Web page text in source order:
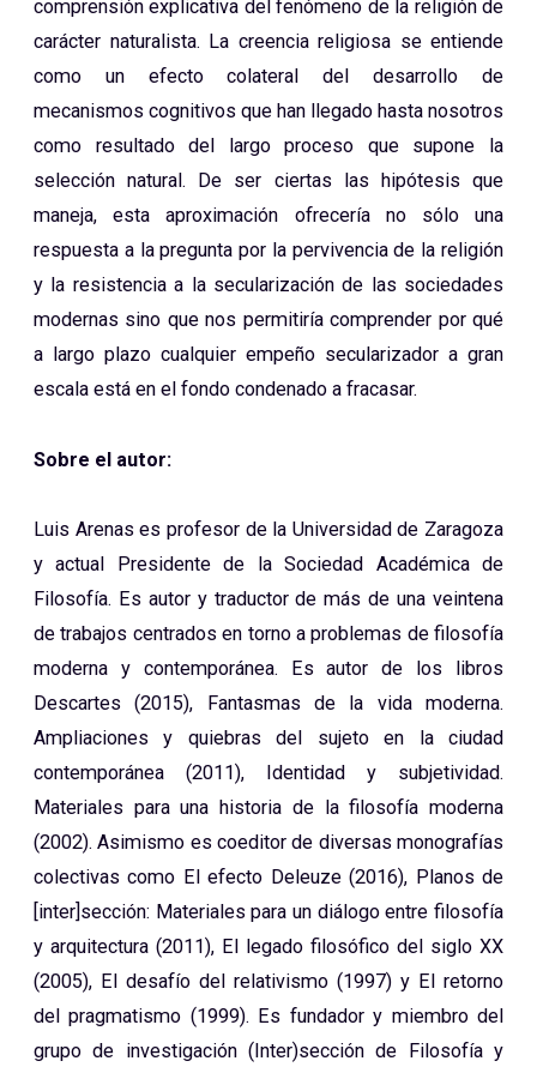
comprensión explicativa del fenómeno de la religión de
carácter naturalista. La creencia religiosa se entiende
como un efecto colateral del desarrollo de
mecanismos cognitivos que han llegado hasta nosotros
como resultado del largo proceso que supone la
selección natural. De ser ciertas las hipótesis que
maneja, esta aproximación ofrecería no sólo una
respuesta a la pregunta por la pervivencia de la religión
y la resistencia a la secularización de las sociedades
modernas sino que nos permitiría comprender por qué
a largo plazo cualquier empeño secularizador a gran
escala está en el fondo condenado a fracasar.
Sobre el autor:
Luis Arenas es profesor de la Universidad de Zaragoza
y actual Presidente de la Sociedad Académica de
Filosofía. Es autor y traductor de más de una veintena
de trabajos centrados en torno a problemas de filosofía
moderna y contemporánea. Es autor de los libros
Descartes (2015), Fantasmas de la vida moderna.
Ampliaciones y quiebras del sujeto en la ciudad
contemporánea (2011), Identidad y subjetividad.
Materiales para una historia de la filosofía moderna
(2002). Asimismo es coeditor de diversas monografías
colectivas como El efecto Deleuze (2016), Planos de
[inter]sección: Materiales para un diálogo entre filosofía
y arquitectura (2011), El legado filosófico del siglo XX
(2005), El desafío del relativismo (1997) y El retorno
del pragmatismo (1999). Es fundador y miembro del
grupo de investigación (Inter)sección de Filosofía y